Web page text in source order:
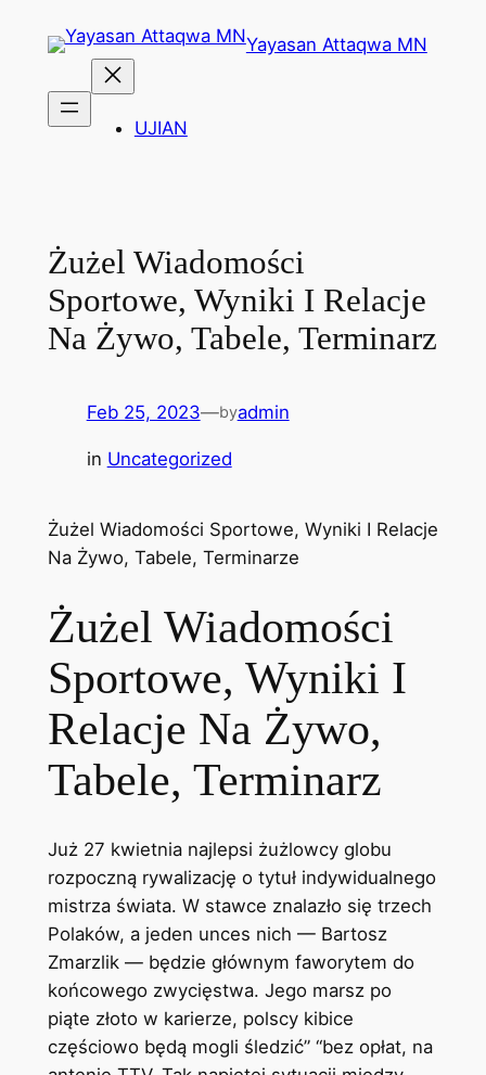
Yayasan Attaqwa MN
UJIAN
Żużel Wiadomości
Sportowe, Wyniki I Relacje
Na Żywo, Tabele, Terminarz
Feb 25, 2023—byadmin
in Uncategorized
Żużel Wiadomości Sportowe, Wyniki I Relacje
Na Żywo, Tabele, Terminarze
Żużel Wiadomości
Sportowe, Wyniki I
Relacje Na Żywo,
Tabele, Terminarz
Już 27 kwietnia najlepsi żużlowcy globu
rozpoczną rywalizację o tytuł indywidualnego
mistrza świata. W stawce znalazło się trzech
Polaków, a jeden unces nich — Bartosz
Zmarzlik — będzie głównym faworytem do
końcowego zwycięstwa. Jego marsz po
piąte złoto w karierze, polscy kibice
częściowo będą mogli śledzić” “bez opłat, na